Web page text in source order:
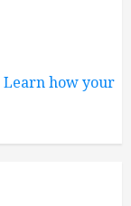
Learn how your